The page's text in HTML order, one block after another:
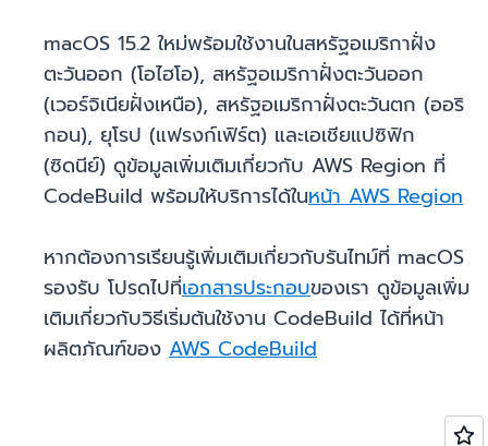
macOS 15.2 ใหม่พร้อมใช้งานในสหรัฐอเมริกาฝั่ง
ตะวันออก (โอไฮโอ), สหรัฐอเมริกาฝั่งตะวันออก
(เวอร์จิเนียฝั่งเหนือ), สหรัฐอเมริกาฝั่งตะวันตก (ออริ
กอน), ยุโรป (แฟรงก์เฟิร์ต) และเอเชียแปซิฟิก
(ซิดนีย์) ดูข้อมูลเพิ่มเติมเกี่ยวกับ AWS Region ที่
CodeBuild พร้อมให้บริการได้ในหน้า AWS Region
หากต้องการเรียนรู้เพิ่มเติมเกี่ยวกับรันไทม์ที่ macOS
รองรับ โปรดไปที่เอกสารประกอบของเรา ดูข้อมูลเพิ่ม
เติมเกี่ยวกับวิธีเริ่มต้นใช้งาน CodeBuild ได้ที่หน้า
ผลิตภัณฑ์ของ AWS CodeBuild